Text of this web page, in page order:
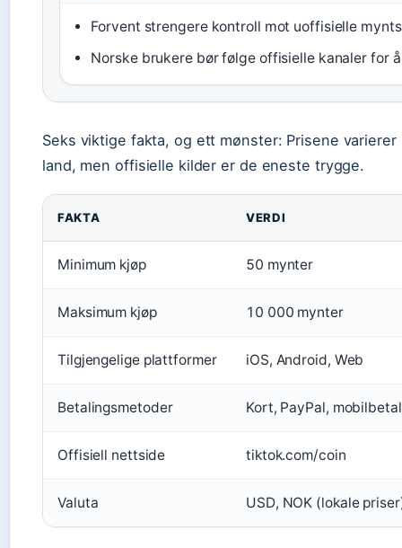
Forvent strengere kontroll mot uoffisielle
Norske brukere bør følge offisielle kanaler for
Seks viktige fakta, og ett mønster: Prisene
land, men offisielle kilder er de eneste trygge.
FAKTA VERDI
Minimum kjøp 50 mynter
Maksimum kjøp 10 000 mynter
Tilgjengelige plattformer iOS, Android, Web
Betalingsmetoder Kort, PayPal,
Offisiell nettside tiktok.com/coin
Valuta USD, NOK (lokale